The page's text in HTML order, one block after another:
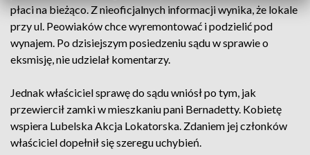
płaci na bieżąco. Z nieoficjalnych informacji wynika, że lokale
przy ul. Peowiaków chce wyremontować i podzielić pod
wynajem. Po dzisiejszym posiedzeniu sądu w sprawie o
eksmisję, nie udzielał komentarzy.
Jednak właściciel sprawę do sądu wniósł po tym, jak
przewiercił zamki w mieszkaniu pani Bernadetty. Kobietę
wspiera Lubelska Akcja Lokatorska. Zdaniem jej członków
właściciel dopełnił się szeregu uchybień.